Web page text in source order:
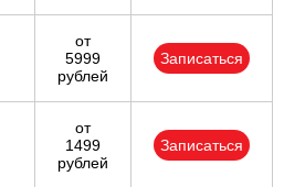
от
5999
рублей
Записаться
от
1499
рублей
Записаться